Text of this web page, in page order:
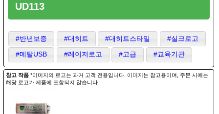
UD113
#반년보증 #대히트 #대히트스타일 #실크로고
#메탈USB #레이저로고 #고급 #교육기관
참고 작품 *이미지의 로고는 과거 고객 전용입니다. 이미지는 참고용이며, 주문 시에는
해당 로고가 제품에 포함되지 않습니다.